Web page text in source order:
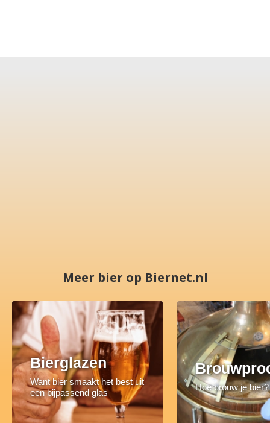
Meer bier op Biernet.nl
Bierglazen
Want bier smaakt het best uit
een bijpassend glas
Hoe brouw je bier?